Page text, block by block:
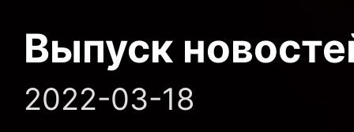
Выпуск
2022-03-18